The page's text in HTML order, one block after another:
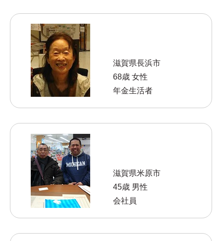
滋賀県長浜市
68歳 女性
年金生活者
滋賀県米原市
45歳 男性
会社員